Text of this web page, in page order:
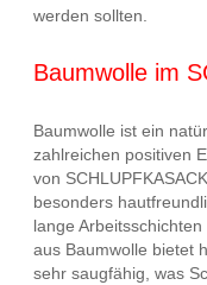
werden sollten.
Baumwolle im
Baumwolle ist ein
zahlreichen positiven
von
besonders
lange Arbeitsschichten
aus Baumwolle bietet
sehr saugfähig, was